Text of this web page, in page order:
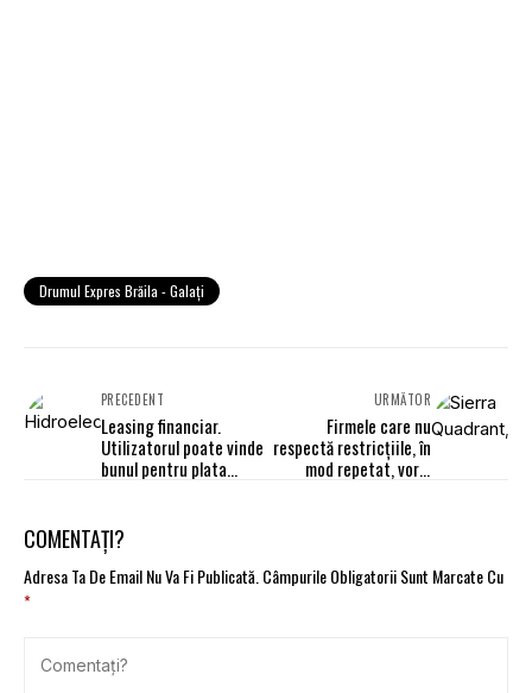
Drumul Expres Brăila - Galați
PRECEDENT
Leasing financiar.
Utilizatorul poate vinde
bunul pentru plata
URMĂTOR
Firmele care nu
respectă restricțiile, în
mod repetat, vor fi
COMENTAȚI?
Adresa Ta De Email Nu Va Fi Publicată.Câmpurile Obligatorii Sunt Marcate Cu
*